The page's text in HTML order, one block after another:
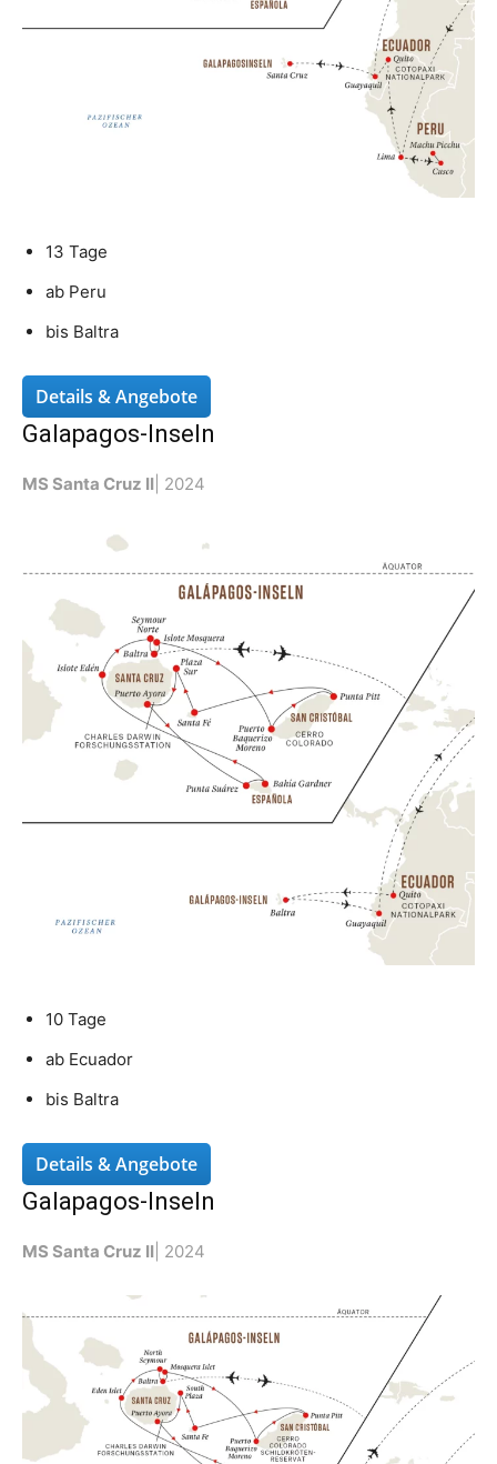
13 Tage
ab Peru
bis Baltra
Details & Angebote
Galapagos-Inseln
MS Santa Cruz II | 2024
10 Tage
ab Ecuador
bis Baltra
Details & Angebote
Galapagos-Inseln
MS Santa Cruz II | 2024